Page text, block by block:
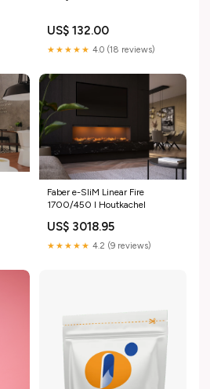
US$ 132.00
★★★★★ 4.0 (18 reviews)
Faber e-SliM Linear Fire
1700/450 I Houtkachel
US$ 3018.95
★★★★★ 4.2 (9 reviews)